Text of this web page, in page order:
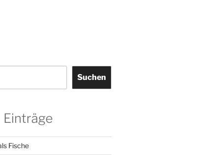
Suchen
Fische